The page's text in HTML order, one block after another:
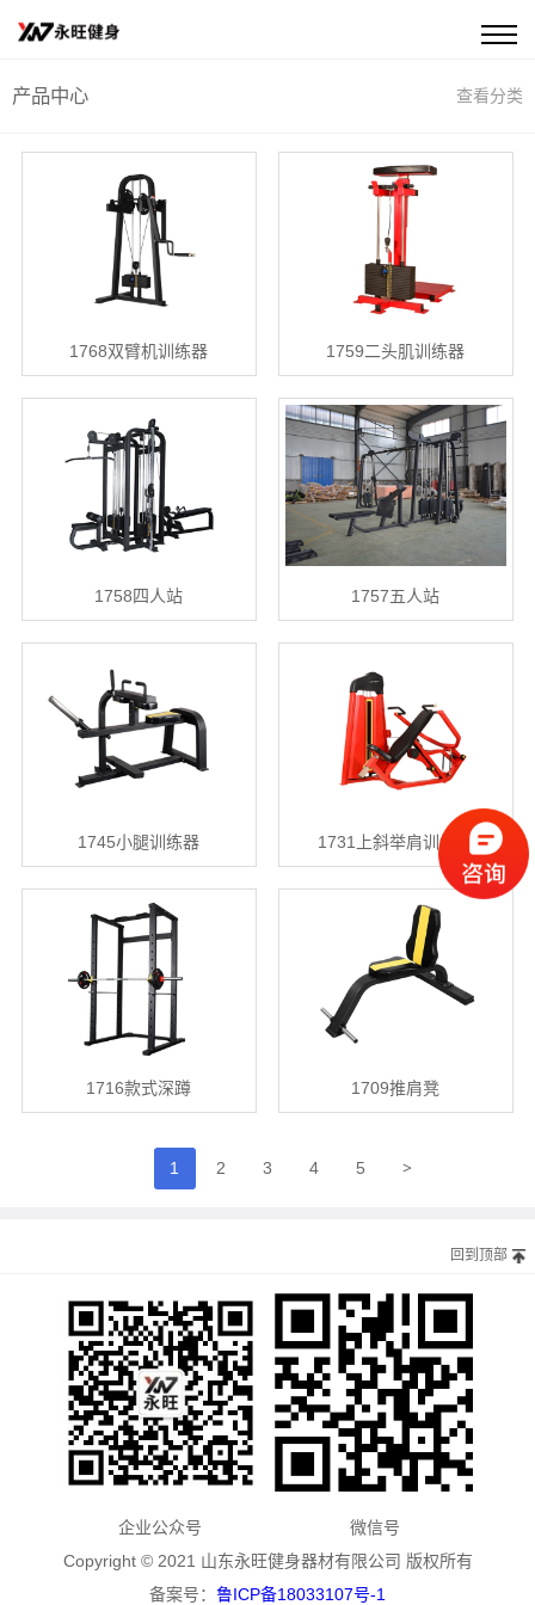
产品中心 查看分类
1768双臂机训练器 1759二头肌训练器
1758四人站 1757五人站
1745小腿训练器 1731上斜举肩训练…
1716款式深蹲 1709推肩凳
1 2 3 4 5 >
回到顶部
企业公众号
微信号
Copyright © 2021 山东永旺健身器材有限公司 版权所有
备案号： 鲁ICP备18033107号-1